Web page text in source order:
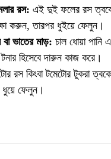
রস: এই দুই ফলের রস
করুন, তারপর ধুইয়ে ফেলুন।
বা ভাতের মাড়: চাল ধোয়া পানি
হিসেবে দারুন কাজ করে।
রস কিংবা টমেটোর টুকরা
ফেলুন।